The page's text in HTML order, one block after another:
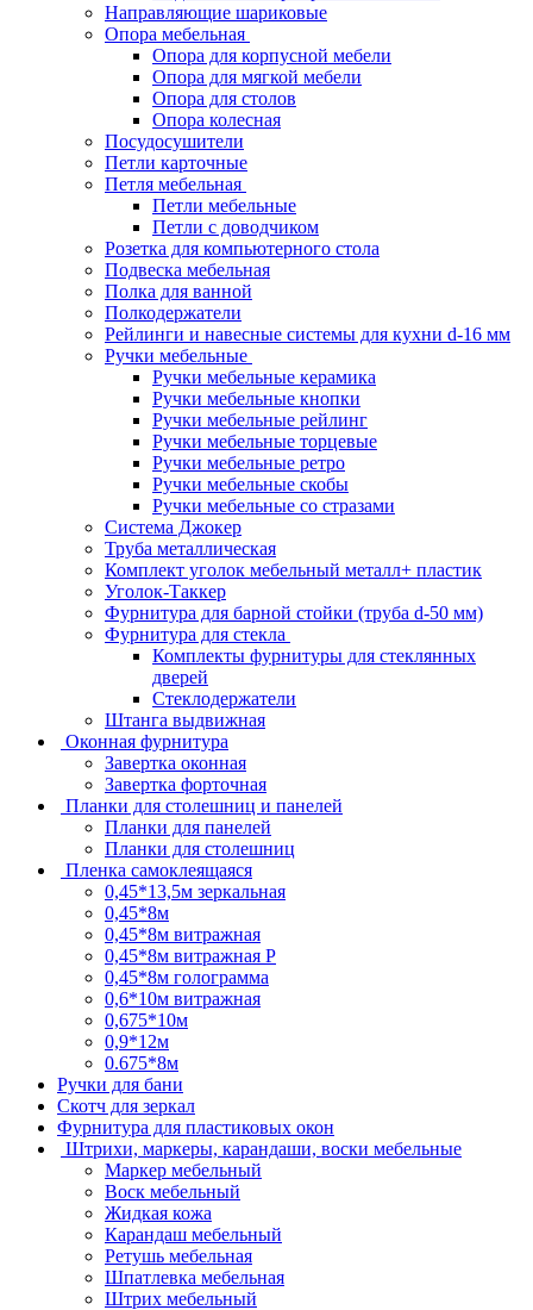
Направляющие шариковые
Опора мебельная
Опора для корпусной мебели
Опора для мягкой мебели
Опора для столов
Опора колесная
Посудосушители
Петли карточные
Петля мебельная
Петли мебельные
Петли с доводчиком
Розетка для компьютерного стола
Подвеска мебельная
Полка для ванной
Полкодержатели
Рейлинги и навесные системы для кухни d-16 мм
Ручки мебельные
Ручки мебельные керамика
Ручки мебельные кнопки
Ручки мебельные рейлинг
Ручки мебельные торцевые
Ручки мебельные ретро
Ручки мебельные скобы
Ручки мебельные со стразами
Система Джокер
Труба металлическая
Комплект уголок мебельный металл+ пластик
Уголок-Таккер
Фурнитура для барной стойки (труба d-50 мм)
Фурнитура для стекла
Комплекты фурнитуры для стеклянных
дверей
Стеклодержатели
Штанга выдвижная
Оконная фурнитура
Завертка оконная
Завертка форточная
Планки для столешниц и панелей
Планки для панелей
Планки для столешниц
Пленка самоклеящаяся
0,45*13,5м зеркальная
0,45*8м
0,45*8м витражная
0,45*8м витражная Р
0,45*8м голограмма
0,6*10м витражная
0,675*10м
0,9*12м
0.675*8м
Ручки для бани
Скотч для зеркал
Фурнитура для пластиковых окон
Штрихи, маркеры, карандаши, воски мебельные
Маркер мебельный
Воск мебельный
Жидкая кожа
Карандаш мебельный
Ретушь мебельная
Шпатлевка мебельная
Штрих мебельный